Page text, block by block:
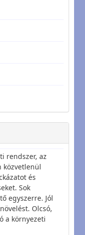
rendszer, az
közvetlenül
és
Sok
egyszerre. Jól
Olcsó,
a környezeti